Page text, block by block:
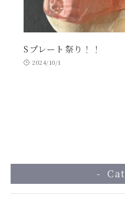
Sプレート祭り！！
2024/10/1